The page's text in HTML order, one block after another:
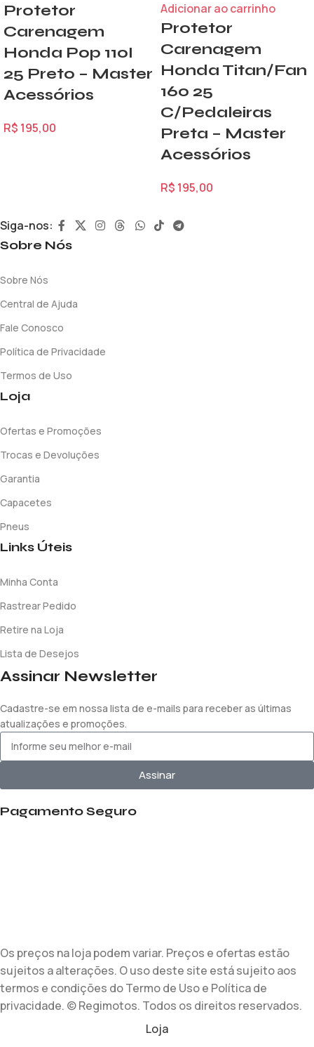
Protetor
Carenagem
Honda Pop 110I
25 Preto – Master
Acessórios
R$ 195,00
Adicionar ao carrinho
Protetor
Carenagem
Honda Titan/Fan
160 25
C/Pedaleiras
Preta – Master
Acessórios
R$ 195,00
Siga-nos:
Sobre Nós
Sobre Nós
Central de Ajuda
Fale Conosco
Política de Privacidade
Termos de Uso
Loja
Ofertas e Promoções
Trocas e Devoluções
Garantia
Capacetes
Pneus
Links Úteis
Minha Conta
Rastrear Pedido
Retire na Loja
Lista de Desejos
Assinar Newsletter
Cadastre-se em nossa lista de e-mails para receber as últimas
atualizações e promoções.
Assinar
Pagamento Seguro
Os preços na loja podem variar. Preços e ofertas estão
sujeitos a alterações. O uso deste site está sujeito aos
termos e condições do Termo de Uso e Política de
privacidade. © Regimotos. Todos os direitos reservados.
Loja